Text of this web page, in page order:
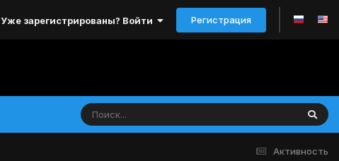
Уже зарегистрированы? Войти Регистрация
Активность